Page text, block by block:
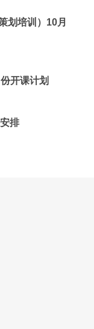
划培训）10月
开课计划
排